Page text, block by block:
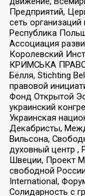
Предприятий,
сеть
Республика
Ассоциация
Королевский
КРИМСЬКА
Бёлля, Stichting
правовой
Фонд Открытой
украинский
Украинская
Декабристы,
Вильсона,
духовный центр ,
Швеции, Проект
свободной
International,
Солидарность с